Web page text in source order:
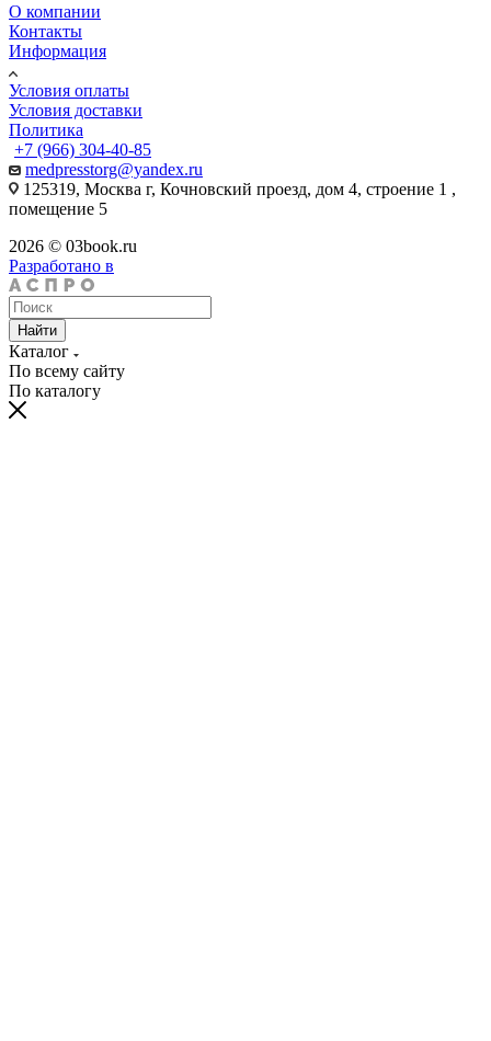
О компании
Контакты
Информация
Условия оплаты
Условия доставки
Политика
+7 (966) 304-40-85
medpresstorg@yandex.ru
125319, Москва г, Кочновский проезд, дом 4, строение 1 ,
помещение 5
2026 © 03book.ru
Разработано в
Найти
Каталог
По всему сайту
По каталогу